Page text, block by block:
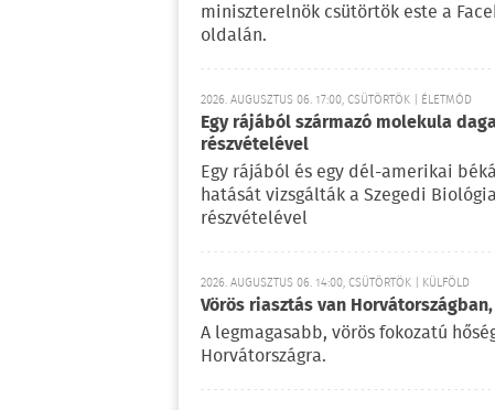
miniszterelnök csütörtök este a
oldalán.
2026. AUGUSZTUS 06. 17:00, CSÜTÖRTÖK | ÉLETMÓD
Egy rájából származó molekula
részvételével
Egy rájából és egy dél-amerikai
hatását vizsgálták a Szegedi
részvételével
2026. AUGUSZTUS 06. 14:00, CSÜTÖRTÖK | KÜLFÖLD
Vörös riasztás van
A legmagasabb, vörös fokozatú
Horvátországra.